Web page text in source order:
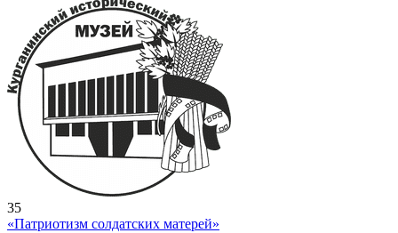
35
«Патриотизм солдатских матерей»